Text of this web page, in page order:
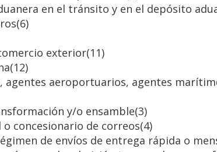
en el tránsito y en el depósito
(6)
exterior(11)
(12)
agentes aeroportuarios, agentes
y/o ensamble(3)
concesionario de correos(4)
de envíos de entrega rápida o